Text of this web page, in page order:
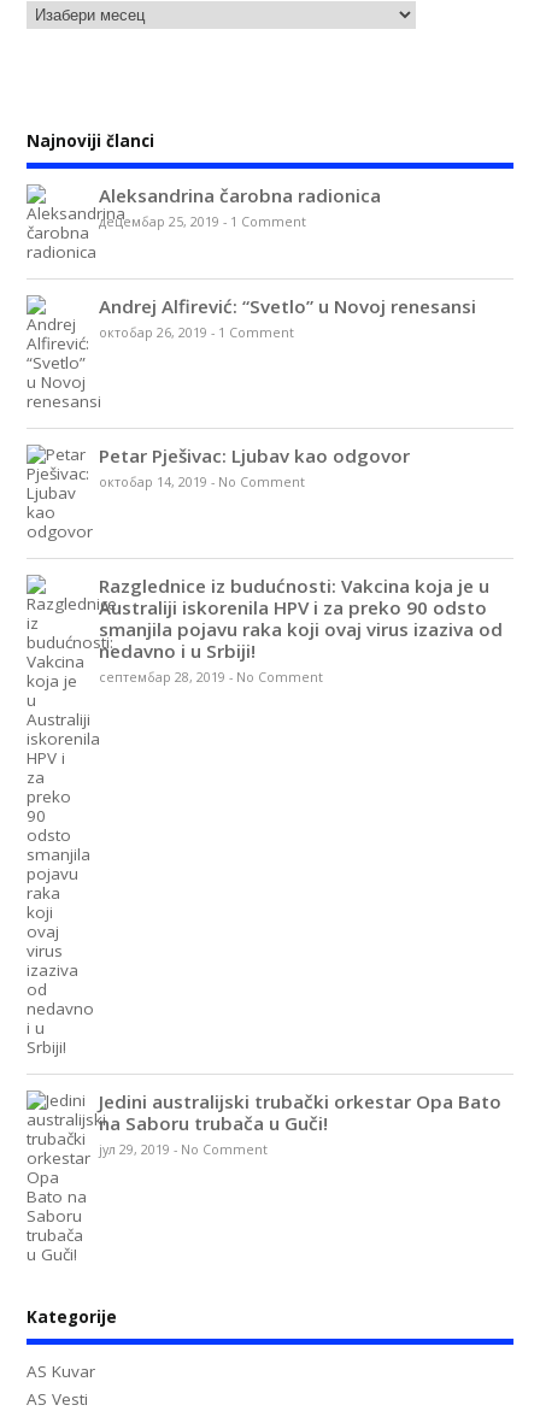
Najnoviji članci
Aleksandrina čarobna radionica
децембар 25, 2019 - 1 Comment
Andrej Alfirević: “Svetlo” u Novoj renesansi
октобар 26, 2019 - 1 Comment
Petar Pješivac: Ljubav kao odgovor
октобар 14, 2019 - No Comment
Razglednice iz budućnosti: Vakcina koja je u
Australiji iskorenila HPV i za preko 90 odsto
smanjila pojavu raka koji ovaj virus izaziva od
nedavno i u Srbiji!
септембар 28, 2019 - No Comment
Jedini australijski trubački orkestar Opa Bato
na Saboru trubača u Guči!
јул 29, 2019 - No Comment
Kategorije
AS Kuvar
AS Vesti